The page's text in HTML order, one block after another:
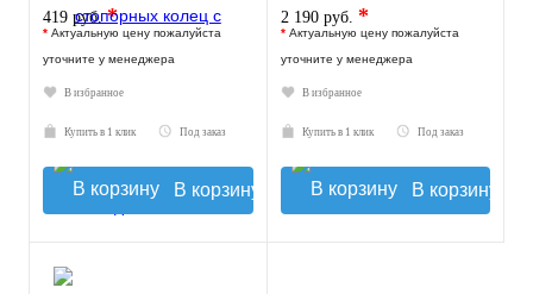
419 руб.*
* Актуальную цену пожалуйста
уточните у менеджера
В избранное
Купить в 1 клик Под заказ
В корзину
2 190 руб. *
* Актуальную цену пожалуйста
уточните у менеджера
В избранное
Купить в 1 клик Под заказ
В корзину